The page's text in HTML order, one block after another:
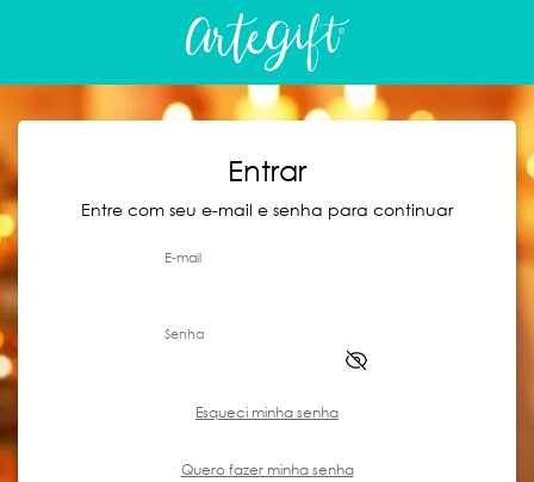
Entrar
Entre com seu e-mail e senha para continuar
E-mail
Senha
Esqueci minha senha
Quero fazer minha senha